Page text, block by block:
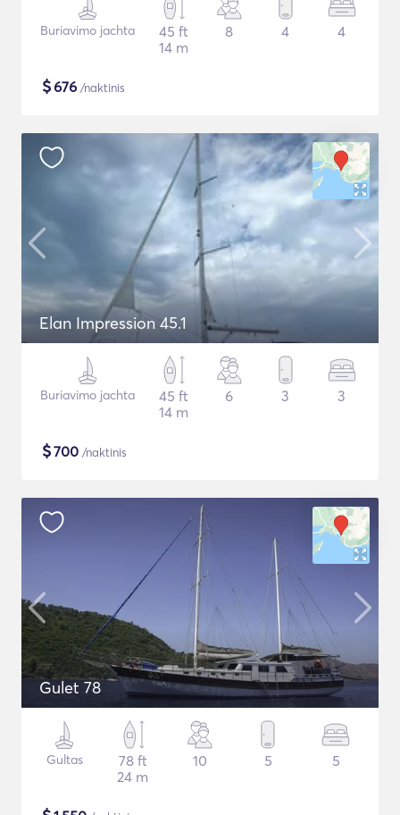
Buriavimo jachta
45 ft
14 m
8 4 4
$676 /naktinis
Elan Impression 45.1
Buriavimo jachta
45 ft
14 m
6 3 3
$700 /naktinis
Gulet 78
Gultas
78 ft
24 m
10 5 5